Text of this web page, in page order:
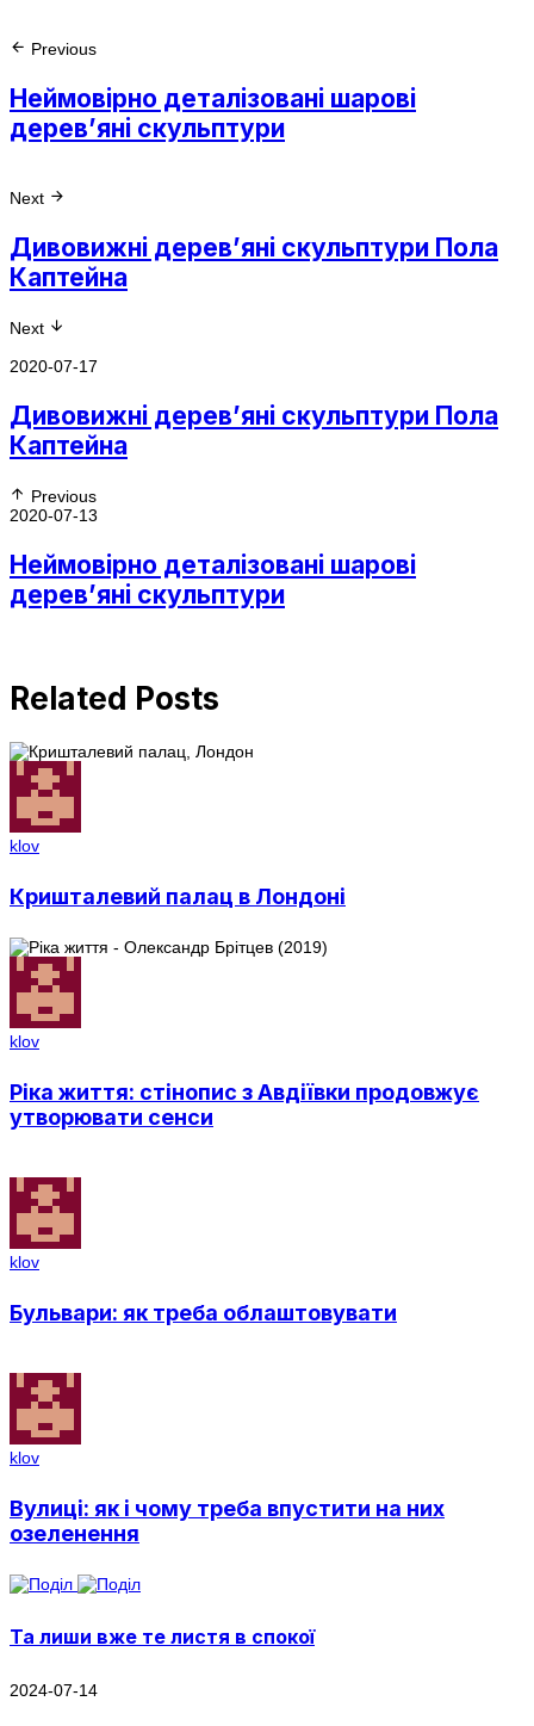
Previous
Неймовірно деталізовані шарові
дерев’яні скульптури
Next
Дивовижні дерев’яні скульптури Пола
Каптейна
Next
2020-07-17
Дивовижні дерев’яні скульптури Пола
Каптейна
Previous
2020-07-13
Неймовірно деталізовані шарові
дерев’яні скульптури
Related Posts
klov
Кришталевий палац в Лондоні
klov
Ріка життя: стінопис з Авдіївки продовжує
утворювати сенси
klov
Бульвари: як треба облаштовувати
klov
Вулиці: як і чому треба впустити на них
озеленення
Та лиши вже те листя в спокої
2024-07-14